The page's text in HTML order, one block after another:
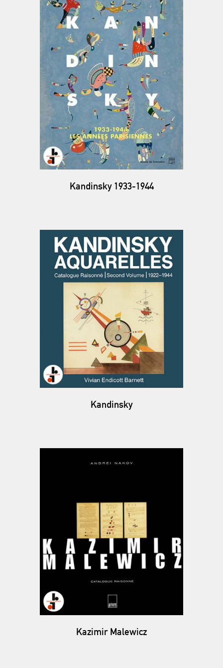
Kandinsky 1933-1944
Kandinsky
Kazimir Malewicz